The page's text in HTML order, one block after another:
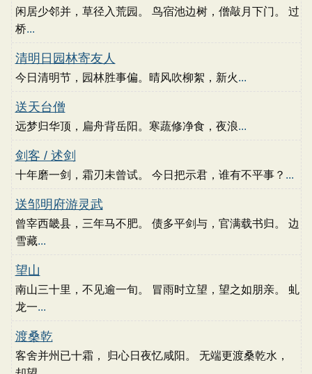
闲居少邻并，草径入荒园。 鸟宿池边树，僧敲月下门。 过
桥...
清明日园林寄友人
今日清明节，园林胜事偏。晴风吹柳絮，新火...
送天台僧
远梦归华顶，扁舟背岳阳。寒蔬修净食，夜浪...
剑客 / 述剑
十年磨一剑，霜刃未曾试。 今日把示君，谁有不平事？ ...
送邹明府游灵武
曾宰西畿县，三年马不肥。 债多平剑与，官满载书归。 边
雪藏...
望山
南山三十里，不见逾一旬。 冒雨时立望，望之如朋亲。 虬
龙一...
渡桑乾
客舍并州已十霜， 归心日夜忆咸阳。 无端更渡桑乾水，